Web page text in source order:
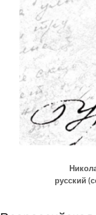
русский